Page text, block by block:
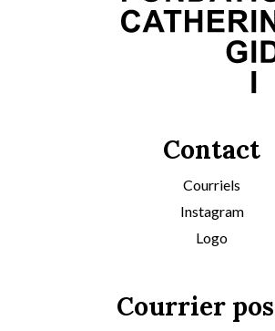
Contact
Courriels
Instagram
Logo
Courrier